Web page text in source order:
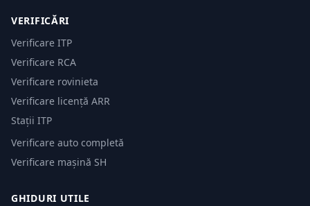
VERIFICĂRI
Verificare ITP
Verificare RCA
Verificare rovinieta
Verificare licență ARR
Stații ITP
Verificare auto completă
Verificare mașină SH
GHIDURI UTILE